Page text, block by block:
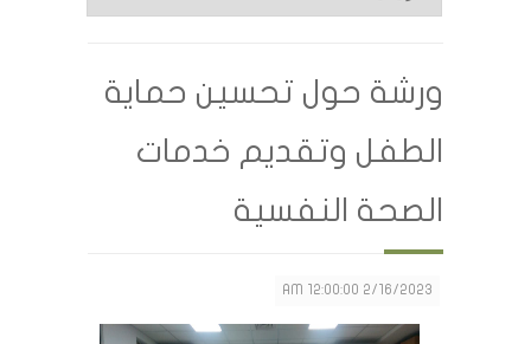
ورشة حول تحسين حماية
الطفل وتقديم خدمات
الصحة النفسية
2/16/2023 12:00:00 AM